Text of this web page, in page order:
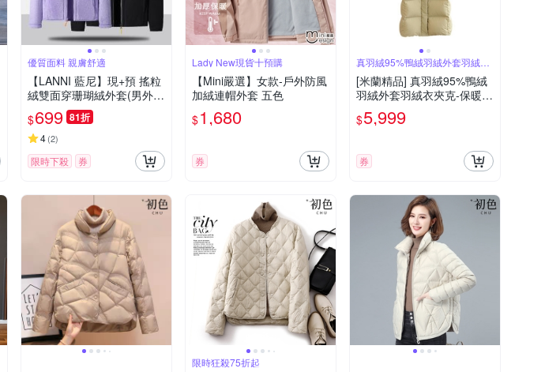
優質面料 親膚舒適
【LANNI 藍尼】現+預 搖粒
絨雙面穿珊瑚絨外套(男外
套/女外套/情侶外套/百搭)
$699 81折
4(2)
限時下殺 券
Lady New現貨十預購
【Mini嚴選】女款-戶外防風
加絨連帽外套 五色
$1,680
券
真羽絨95%鴨絨羽絨外套羽絨衣
夾克
[米蘭精品] 真羽絨95%鴨絨
羽絨外套羽絨衣夾克-保暖中
長款過膝加厚連帽女外套4
色74ia69
$5,999
券
限時狂殺75折起